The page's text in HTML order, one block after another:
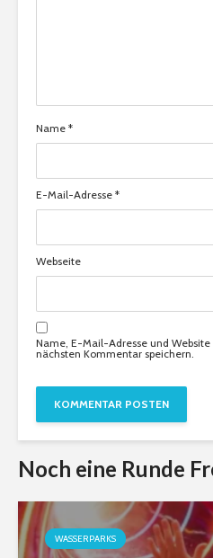
Name *
E-Mail-Adresse *
Webseite
Name, E-Mail-Adresse und
nächsten Kommentar speichern.
Noch eine Runde
WASSERPARKS